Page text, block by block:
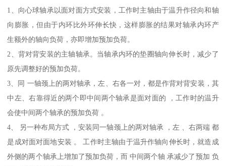
1、向心球轴承以面对面方式安装，工作时主轴由于温升作径向和轴
向膨胀，但由于内环比外环伸长快，这样膨胀的结果对轴承内环产
生额外的轴向负荷，亦即增加预加负荷。
2、背对背安装的主轴轴承。当轴承内环的垫圈轴向伸长时，减少了
原先调整好的预加负荷。
3、同 一轴颈上的两对轴承，左、右各一对，都是作背对背安装，其
中左、右靠得近的两个即中间两个轴承是面对面的 ，工作时的温升
会使中间两个轴承的预加负荷 。
4、 另一种布局方式 ，安装同一轴颈上的两对轴承 ，左 、右两端 都
是成对面对面地安装 。 工作时主轴由于温升作轴向伸长时，就造成
外侧的两个轴承上增加了预加负荷，而 中间两个轴 承减少了预加 负